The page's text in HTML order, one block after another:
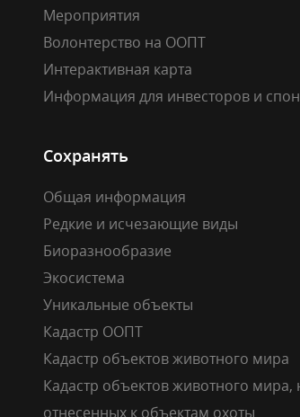
Мероприятия
Волонтерство на ООПТ
Интерактивная карта
Информация для инвесторов и
Сохранять
Общая информация
Редкие и исчезающие виды
Биоразнообразие
Экосистема
Уникальные объекты
Кадастр ООПТ
Кадастр объектов животного мира
Кадастр объектов животного мира,
отнесенных к объектам охоты